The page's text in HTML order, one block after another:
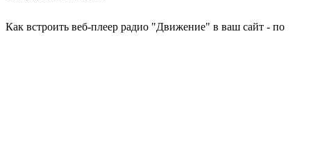
Как встроить веб-плеер радио "Движение" в ваш сайт - по